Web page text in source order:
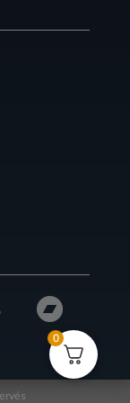

0